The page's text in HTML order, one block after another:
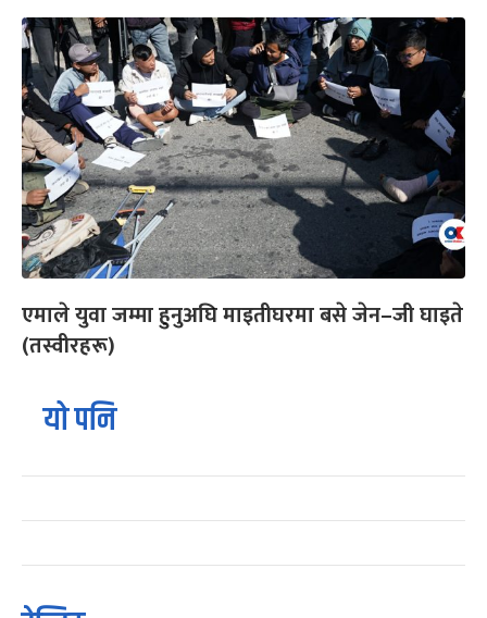
एमाले युवा जम्मा हुनुअघि माइतीघरमा बसे जेन–जी घाइते
(तस्वीरहरू)
यो पनि